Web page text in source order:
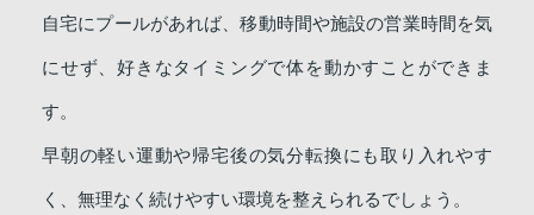
自宅にプールがあれば、移動時間や施設の営業時間を気
にせず、好きなタイミングで体を動かすことができま
す。
早朝の軽い運動や帰宅後の気分転換にも取り入れやす
く、無理なく続けやすい環境を整えられるでしょう。